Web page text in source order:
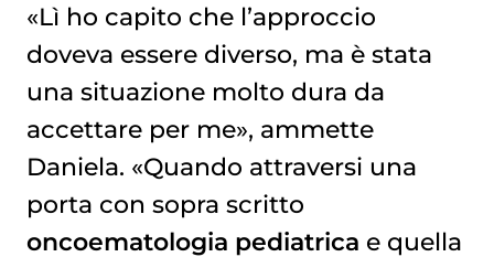
«Lì ho capito che l’approccio
doveva essere diverso, ma è stata
una situazione molto dura da
accettare per me», ammette
Daniela. «Quando attraversi una
porta con sopra scritto
oncoematologia pediatrica e quella